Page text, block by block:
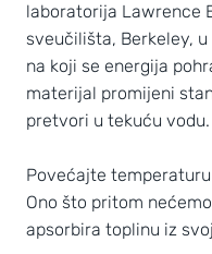
laboratorija Lawrence
sveučilišta, Berkeley,
na koji se energija
materijal promijeni
pretvori u tekuću vodu.
Povećajte
Ono što pritom
apsorbira toplinu iz